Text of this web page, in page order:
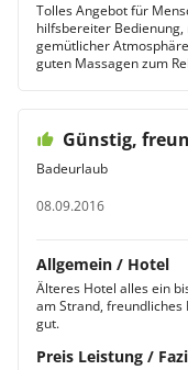
Tolles Angebot für
hilfsbereiter
gemütlicher
guten Massagen zum
Günstig,
Badeurlaub
08.09.2016
Allgemein / Hotel
Älteres Hotel alles ein
am Strand,
gut.
Preis Leistung /